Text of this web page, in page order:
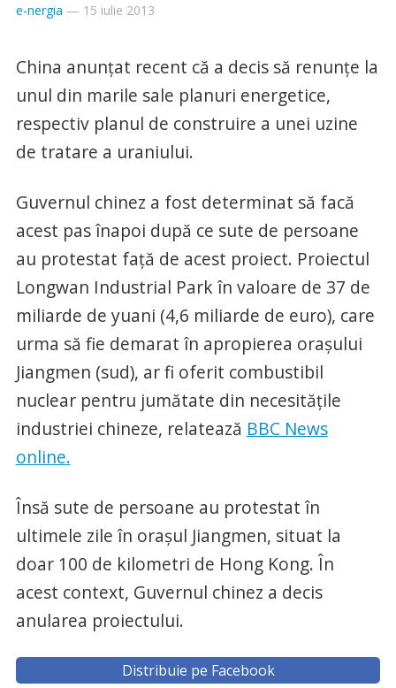
e-nergia — 15 iulie 2013
China anunțat recent că a decis să renunţe la
unul din marile sale planuri energetice,
respectiv planul de construire a unei uzine
de tratare a uraniului.
Guvernul chinez a fost determinat să facă
acest pas înapoi după ce sute de persoane
au protestat faţă de acest proiect. Proiectul
Longwan Industrial Park în valoare de 37 de
miliarde de yuani (4,6 miliarde de euro), care
urma să fie demarat în apropierea oraşului
Jiangmen (sud), ar fi oferit combustibil
nuclear pentru jumătate din necesităţile
industriei chineze, relatează BBC News
online.
Însă sute de persoane au protestat în
ultimele zile în oraşul Jiangmen, situat la
doar 100 de kilometri de Hong Kong. În
acest context, Guvernul chinez a decis
anularea proiectului.
Distribuie pe Facebook